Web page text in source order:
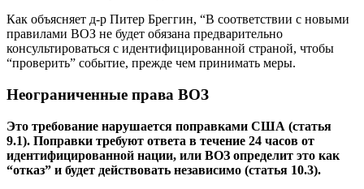
Как объясняет д-р Питер Бреггин, “В соответствии с новыми
правилами ВОЗ не будет обязана предварительно
консультироваться с идентифицированной страной, чтобы
“проверить” событие, прежде чем принимать меры.
Неограниченные права ВОЗ
Это требование нарушается поправками США (статья
9.1). Поправки требуют ответа в течение 24 часов от
идентифицированной нации, или ВОЗ определит это как
“отказ” и будет действовать независимо (статья 10.3).